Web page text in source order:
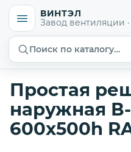
ВИНТЭЛ
Завод вентиляции ·
Поиск по каталогу…
Простая
наружная
600х500h